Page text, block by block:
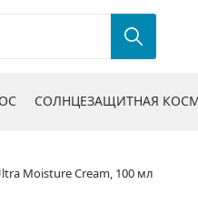
СОЛНЦЕЗАЩИТНАЯ
Moisture Cream, 100 мл